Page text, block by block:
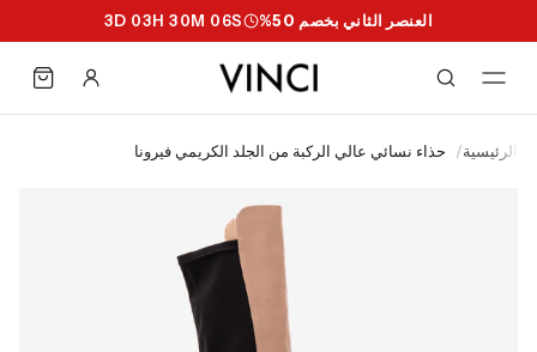
العنصر الثاني بخصم 50% 3D 03H 30M 05S
الرئيسية/ حذاء نسائي عالي الركبة من الجلد الكريمي فيرونا